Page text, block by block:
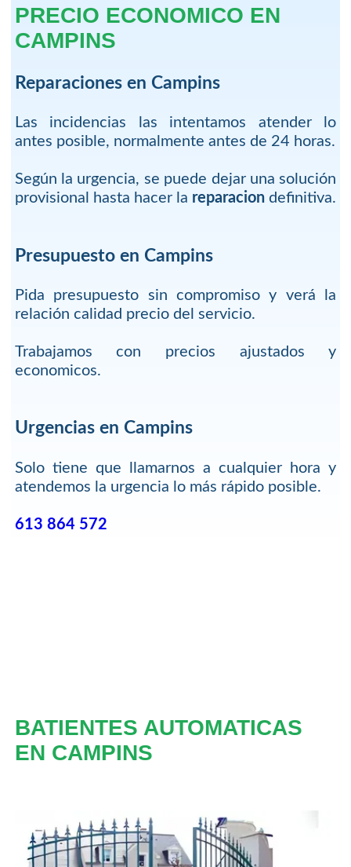
PRECIO ECONOMICO EN
CAMPINS
Reparaciones en Campins
Las incidencias las intentamos atender lo
antes posible, normalmente antes de 24 horas.
Según la urgencia, se puede dejar una solución
provisional hasta hacer la reparaciondefinitiva.
Presupuesto en Campins
Pida presupuesto sin compromiso y verá la
relación calidad precio del servicio.
Trabajamos con precios ajustados y
economicos.
Urgencias en Campins
Solo tiene que llamarnos a cualquier hora y
atendemos la urgencia lo más rápido posible.
613 864 572
BATIENTES AUTOMATICAS
EN CAMPINS